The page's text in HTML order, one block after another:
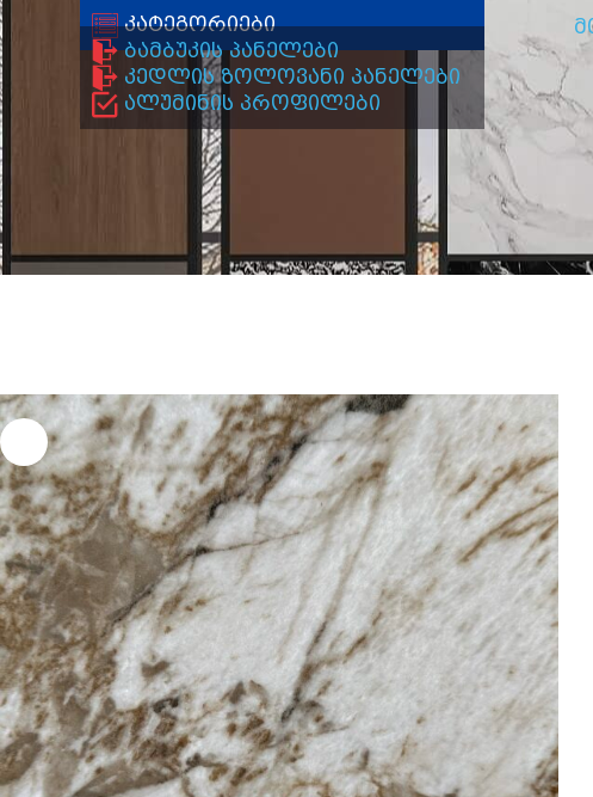
კატეგორიები
ბამბუკის პანელები
კედლის ზოლოვანი პანელები
ალუმინის პროფილები